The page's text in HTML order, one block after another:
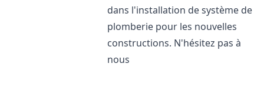
dans l'installation de système de
plomberie pour les nouvelles
constructions. N'hésitez pas à
nous